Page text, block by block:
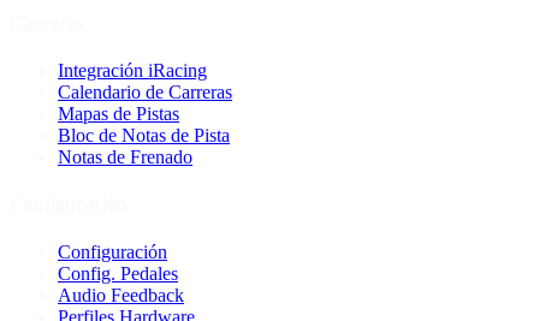
Integración iRacing
Calendario de Carreras
Mapas de Pistas
Bloc de Notas de Pista
Notas de Frenado
Configuración
Config. Pedales
Audio Feedback
Perfiles Hardware